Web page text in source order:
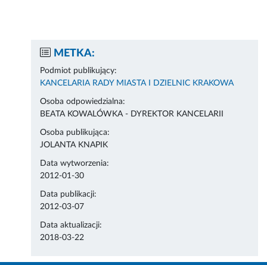
METKA:
Podmiot publikujący:
KANCELARIA RADY MIASTA I DZIELNIC KRAKOWA
Osoba odpowiedzialna:
BEATA KOWALÓWKA - DYREKTOR KANCELARII
Osoba publikująca:
JOLANTA KNAPIK
Data wytworzenia:
2012-01-30
Data publikacji:
2012-03-07
Data aktualizacji:
2018-03-22